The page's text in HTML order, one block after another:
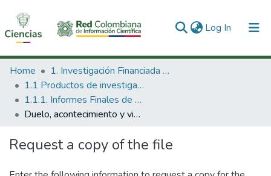
Log In (current)
Communities & Collections
All of DSpace
Statistics
Home
1. Investigación Financiada con Recursos Públicos
1.1 Productos de investigación
1.1.1. Informes Finales de Proyectos de Investigación
Duelo, acontecimiento y vida : Consideraciones sobre la atención psicosocial : Saso Trujillo-Valle
Request a copy of the file